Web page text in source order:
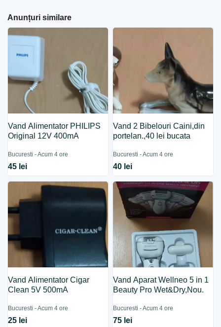
Anunțuri similare
Vand Alimentator PHILIPS
Original 12V 400mA
Bucuresti - Acum 4 ore
45 lei
Vand 2 Bibelouri Caini,din
portelan.,40 lei bucata
Bucuresti - Acum 4 ore
40 lei
Vand Alimentator Cigar
Clean 5V 500mA
Bucuresti - Acum 4 ore
25 lei
Vand Aparat Wellneo 5 in 1
Beauty Pro Wet&Dry,Nou.
Bucuresti - Acum 4 ore
75 lei